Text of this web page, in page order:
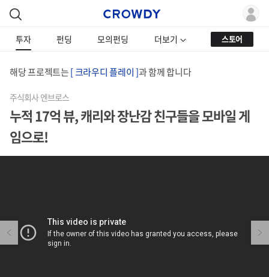
투자 펀딩 모의펀딩 더보기 스토어
해당 프로젝트는[ 크라우디 플레이 ]과 함께 합니다
주식회사 엔브로스
누적 17억 뷰, 캐리와 장난감 친구들을 모바일 게
임으로!
Previous Next